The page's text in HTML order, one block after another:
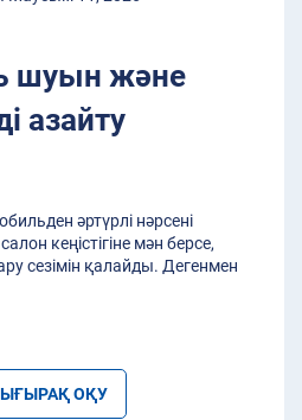
шуын және
азайту
әртүрлі нәрсені
кеңістігіне мән берсе,
сезімін қалайды. Дегенмен
ОҚУ